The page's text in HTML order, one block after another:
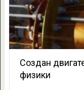
Создан
физики